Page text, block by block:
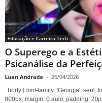
Educação e Carreira Tech
O Superego e a
Psicanálise da
Luan Andrade - 26/04/2026
body { font-family: 'Georgia', serif;
800px; margin: 0 auto; padding: